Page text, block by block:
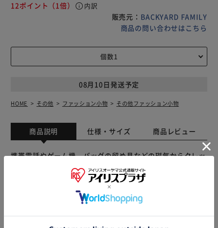
12ポイント （1倍） info 内訳
販売元： BACKYARD FAMILY
商品の問い合わせはこちら
08月10日発送予定
HOME その他 ファッション小物 その他ファッション小物
商品説明 仕様・サイズ 商品レビュー
携帯電話やゲーム機、バッグの留め具などの磁気からクレッ
ジットカードやキャッシュカード・ポイントカードを守りま
す。 今お持ちの財布やカードケースに、磁気カードと重ね
クレッジットカードは磁気ストライプが表裏両面あります。